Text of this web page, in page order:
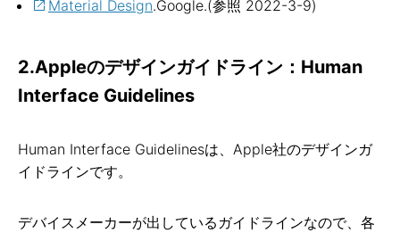
Material Design.Google.(参照 2022-3-9)
2.Appleのデザインガイドライン：Human
Interface Guidelines
Human Interface Guidelinesは、Apple社のデザインガ
イドラインです。
デバイスメーカーが出しているガイドラインなので、各